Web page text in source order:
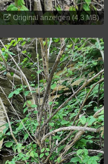
Original anzeigen (4,3 MB)